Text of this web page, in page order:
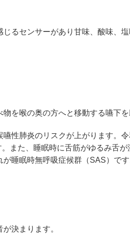
るセンサーがあり甘味、酸味、
を喉の奥の方へと移動する嚥下を
嚥性肺炎のリスクが上がります。
また、睡眠時に舌筋がゆるみ舌
睡眠時無呼吸症候群（SAS）です
決まります。